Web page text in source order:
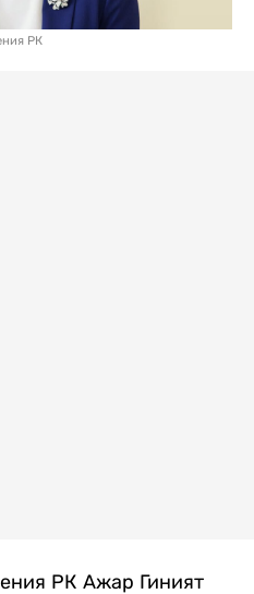
РК
РК Ажар Гиният